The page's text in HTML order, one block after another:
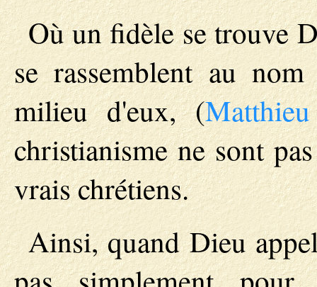
Où un fidèle se trouve
se rassemblent au
milieu d'eux, (
christianisme ne sont
vrais chrétiens.
Ainsi, quand Dieu